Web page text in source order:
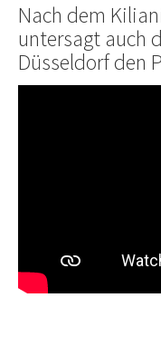
Nach dem
untersagt auch
Düsseldorf den